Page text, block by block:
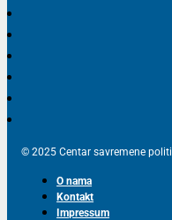
© 2025 Centar savremene
O nama
Kontakt
Impressum